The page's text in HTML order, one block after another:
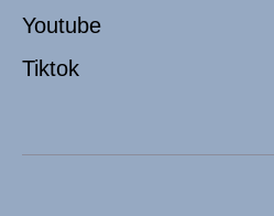
Youtube
Tiktok